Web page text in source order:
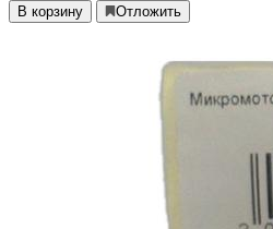
В корзину Отложить